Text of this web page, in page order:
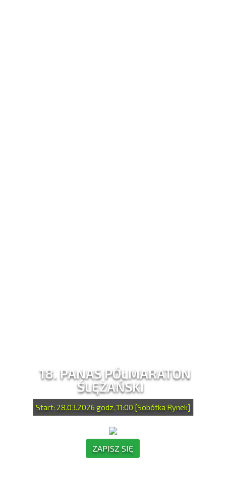
18. PANAS PÓŁMARATON
ŚLĘŻAŃSKI
Start: 28.03.2026 godz. 11:00 [Sobótka Rynek]
ZAPISZ SIĘ